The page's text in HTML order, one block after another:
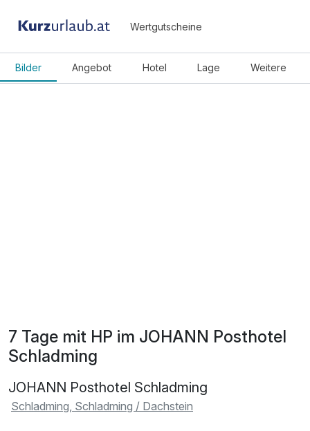
Wertgutscheine
Bilder Angebot Hotel Lage Weitere
7 Tage mit HP im JOHANN Posthotel
Schladming
JOHANN Posthotel Schladming
Schladming, Schladming / Dachstein